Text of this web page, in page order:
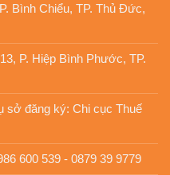
Bình Chiểu, TP. Thủ Đức,
P. Hiệp Bình Phước, TP.
sở đăng ký: Chi cục Thuế
600 539 - 0879 39 9779